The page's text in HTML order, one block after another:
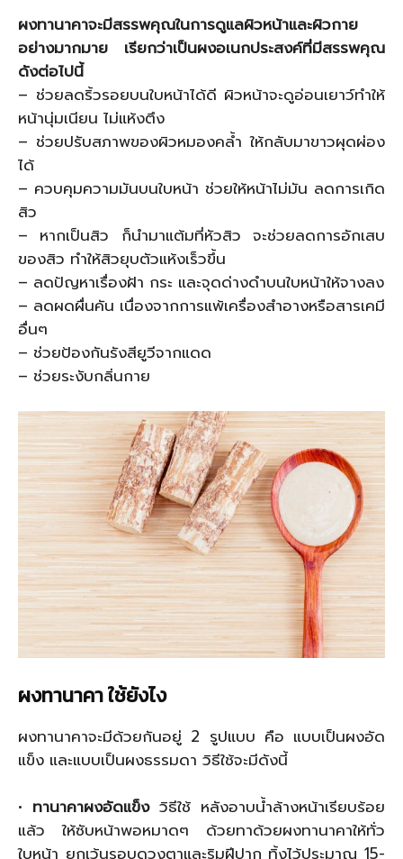
ผงทานาคาจะมีสรรพคุณในการดูแลผิวหน้าและผิวกาย
อย่างมากมาย เรียกว่าเป็นผงอเนกประสงค์ที่มีสรรพคุณ
ดังต่อไปนี้
– ช่วยลดริ้วรอยบนใบหน้าได้ดี ผิวหน้าจะดูอ่อนเยาว์ทำให้
หน้านุ่มเนียน ไม่แห้งตึง
– ช่วยปรับสภาพของผิวหมองคล้ำ ให้กลับมาขาวผุดผ่อง
ได้
– ควบคุมความมันบนใบหน้า ช่วยให้หน้าไม่มัน ลดการเกิด
สิว
– หากเป็นสิว ก็นำมาแต้มที่หัวสิว จะช่วยลดการอักเสบ
ของสิว ทำให้สิวยุบตัวแห้งเร็วขึ้น
– ลดปัญหาเรื่องฝ้า กระ และจุดด่างดำบนใบหน้าให้จางลง
– ลดผดผื่นคัน เนื่องจากการแพ้เครื่องสำอางหรือสารเคมี
อื่นๆ
– ช่วยป้องกันรังสียูวีจากแดด
– ช่วยระงับกลิ่นกาย
ผงทานาคา ใช้ยังไง
ผงทานาคาจะมีด้วยกันอยู่ 2 รูปแบบ คือ แบบเป็นผงอัด
แข็ง และแบบเป็นผงธรรมดา วิธีใช้จะมีดังนี้
• ทานาคาผงอัดแข็งวิธีใช้ หลังอาบน้ำล้างหน้าเรียบร้อย
แล้ว ให้ซับหน้าพอหมาดๆ ด้วยทาด้วยผงทานาคาให้ทั่ว
ใบหน้า ยกเว้นรอบดวงตาและริมฝีปาก ทิ้งไว้ประมาณ 15-